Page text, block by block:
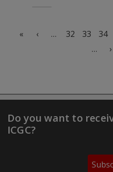
« ‹ … 32 33 34
…
›
Do you want to
ICGC?